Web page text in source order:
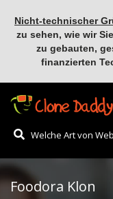
Nicht-technischer
zu sehen, wie wir
zu gebauten,
finanzierten
Foodora Klon